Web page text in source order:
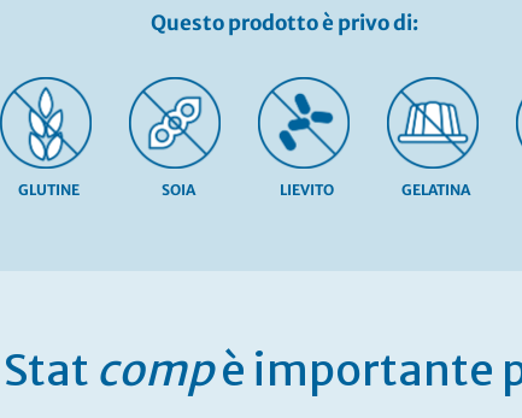
Questo prodotto è privo di:
GLUTINE SOIA LIEVITO GELATINA
Stat compè importante